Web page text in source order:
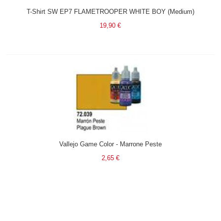
T-Shirt SW EP7 FLAMETROOPER WHITE BOY (Medium)
19,90 €
Vallejo Game Color - Marrone Peste
2,65 €